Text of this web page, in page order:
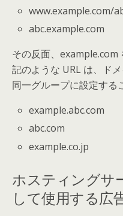
www.example.com/
abc.example.com
その反面、example.com
記のような URL は、ド
同一グループに設定する
example.abc.com
abc.com
example.co.jp
ホスティングサ
して使用する広